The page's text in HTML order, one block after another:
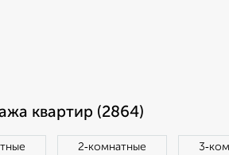
квартир (2864)
2‑комнатные